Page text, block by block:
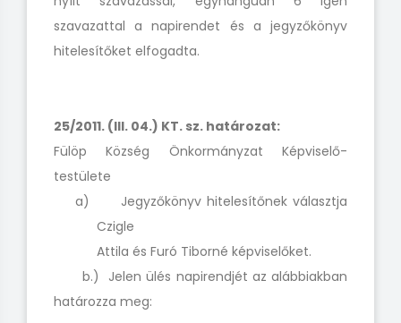
szavazattal a napirendet és a jegyzőkönyv
hitelesítőket elfogadta.
25/2011. (III. 04.) KT. sz. határozat:
Fülöp Község Önkormányzat Képviselő-
testülete
a) Jegyzőkönyv hitelesítőnek választja
Czigle
Attila és Furó Tiborné képviselőket.
b.) Jelen ülés napirendjét az alábbiakban
határozza meg: